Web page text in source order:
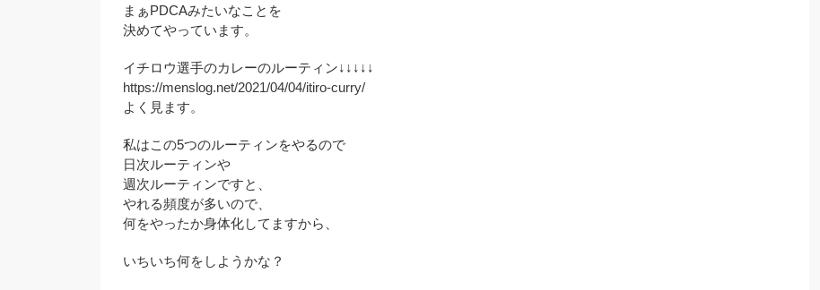
まぁPDCAみたいなことを
決めてやっています。
イチロウ選手のカレーのルーティン↓↓↓↓↓
https://menslog.net/2021/04/04/itiro-curry/
よく見ます。
私はこの5つのルーティンをやるので
日次ルーティンや
週次ルーティンですと、
やれる頻度が多いので、
何をやったか身体化してますから、
いちいち何をしようかな？